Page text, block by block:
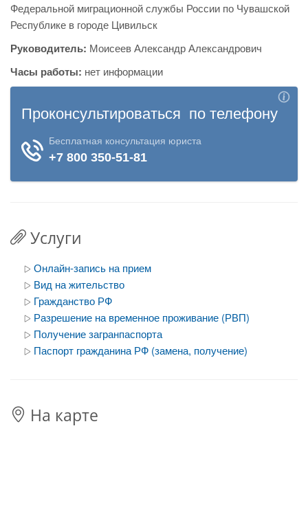
Федеральной миграционной службы России по Чувашской
Республике в городе Цивильск
Руководитель: Моисеев Александр Александрович
Часы работы: нет информации
Услуги
Онлайн-запись на прием
Вид на жительство
Гражданство РФ
Разрешение на временное проживание (РВП)
Получение загранпаспорта
Паспорт гражданина РФ (замена, получение)
На карте